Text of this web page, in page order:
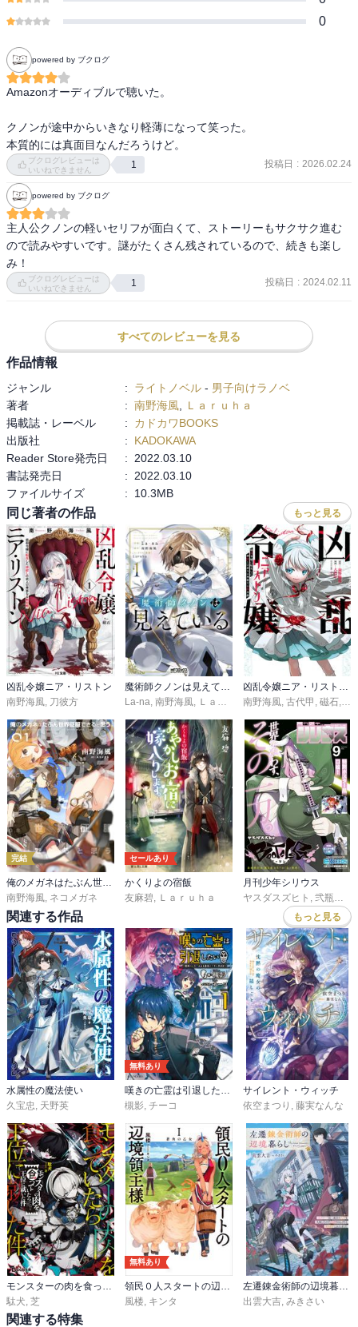
0
powered by ブクログ
Amazonオーディブルで聴いた。
クノンが途中からいきなり軽薄になって笑った。
本質的には真面目なんだろうけど。
ブクログレビューは
いいねできません
1 投稿日 : 2026.02.24
powered by ブクログ
主人公クノンの軽いセリフが面白くて、ストーリーもサクサク進む
ので読みやすいです。謎がたくさん残されているので、続きも楽し
み！
ブクログレビューは
いいねできません
1 投稿日 : 2024.02.11
すべてのレビューを見る
作品情報
ジャンル : ライトノベル - 男子向けラノベ
著者
: 南野海風
Ｌａｒｕｈａ
掲載誌・レーベル
:
カドカワBOOKS
出版社
:
KADOKAWA
Reader Store発売日
:
2022.03.10
書誌発売日
:
2022.03.10
ファイルサイズ
: 10.3MB
同じ著者の作品 もっと見る
凶乱令嬢ニア・リストン
南野海風, 刀彼方
魔術師クノンは見えている
La-na, 南野海風, Ｌａｒｕｈａ
凶乱令嬢ニア・リストン 病弱令嬢に転生した神殺しの武人の華麗なる無双録
南野海風, 古代甲 , 磁石, 刀
完結
南野海風
ネコメガネ
セールあり
かくりよの宿飯
友麻碧
Ｌａｒｕｈａ
月刊少年シリウス
ヤスダスズヒト
弐瓶勉
関連する作品 もっと見る
水属性の魔法使い
久宝忠, 天野英
無料あり
嘆きの亡霊は引退したい ～最弱ハンターによる最強パーティ育成術～
槻影, チーコ
サイレント・ウィッチ
依空まつり , 藤実なんな
駄犬 芝
無料あり
風楼 キンタ
出雲大吉 みきさい
関連する特集